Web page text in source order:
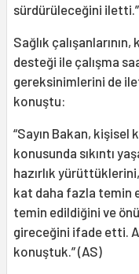
sürdürüleceğini iletti.”
Sağlık
desteği ile çalışma
gereksinimlerini de
konuştu:
“Sayın Bakan,
konusunda sıkıntı
hazırlık
kat daha fazla temin
temin edildiğini ve
gireceğini ifade etti.
konuştuk.” (AS)